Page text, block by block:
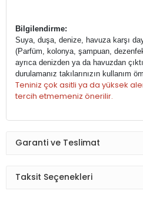
Bilgilendirme:
Suya, duşa, denize, havuza karşı
(Parfüm, kolonya, şampuan,
ayrıca denizden ya da havuzdan
durulamanız takılarınızın kullanım
Teniniz çok asitli ya da yüksek
tercih etmemeniz önerilir.
Garanti ve Teslimat
Taksit Seçenekleri